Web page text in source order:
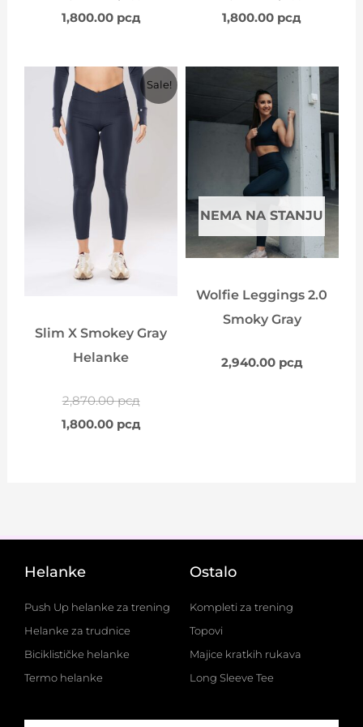
1,800.00 рсд 1,800.00 рсд
Sale!
Slim X Smokey Gray
Helanke
2,870.00рсд
Originalna
cena
je
bila:
2,870.00 рсд.
1,800.00 рсд
Trenutna
cena
je:
1,800.00 рсд.
NEMA NA STANJU
Wolfie Leggings 2.0
Smoky Gray
2,940.00 рсд
Helanke
Push Up helanke za trening
Helanke za trudnice
Biciklističke helanke
Termo helanke
Ostalo
Kompleti za trening
Topovi
Majice kratkih rukava
Long Sleeve Tee